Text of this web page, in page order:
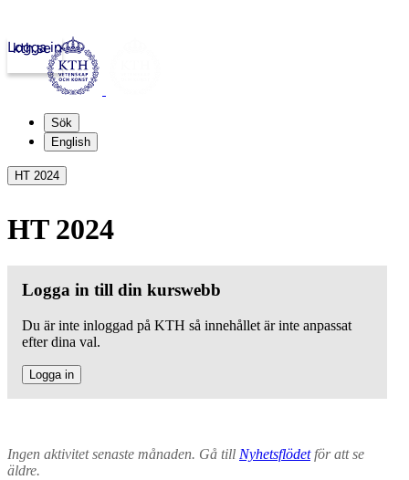
kth.se
Logga in
Sök
English
HT 2024
HT 2024
Logga in till din kurswebb
Du är inte inloggad på KTH så innehållet är inte anpassat
efter dina val.
Logga in
Ingen aktivitet senaste månaden. Gå till Nyhetsflödetför att se
äldre.